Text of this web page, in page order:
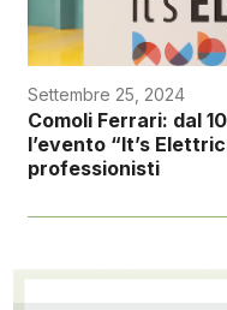
Settembre 25, 2024
Comoli Ferrari: dal
l’evento “It’s
professionisti